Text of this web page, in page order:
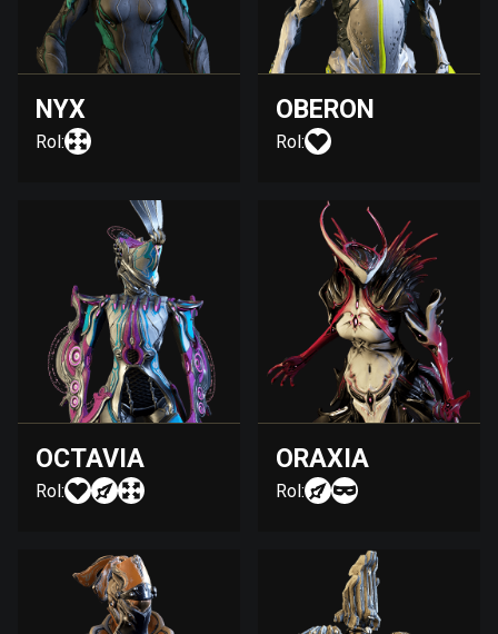
NYX
Rol:
OBERON
Rol:
OCTAVIA
Rol:
ORAXIA
Rol: